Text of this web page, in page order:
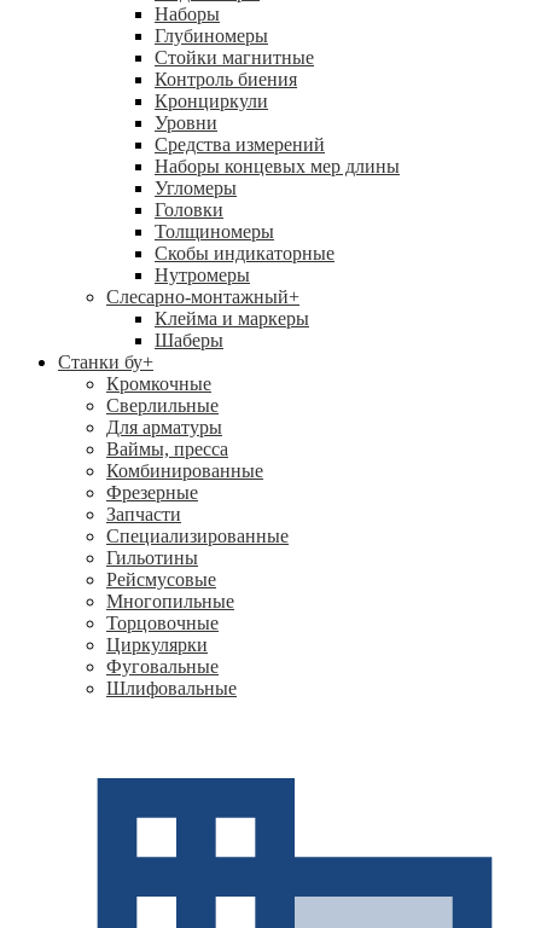
Наборы
Глубиномеры
Стойки магнитные
Контроль биения
Кронциркули
Уровни
Средства измерений
Наборы концевых мер длины
Угломеры
Головки
Толщиномеры
Скобы индикаторные
Нутромеры
Слесарно-монтажный+
Клейма и маркеры
Шаберы
Станки бу+
Кромкочные
Сверлильные
Для арматуры
Ваймы, пресса
Комбинированные
Фрезерные
Запчасти
Специализированные
Гильотины
Рейсмусовые
Многопильные
Торцовочные
Циркулярки
Фуговальные
Шлифовальные